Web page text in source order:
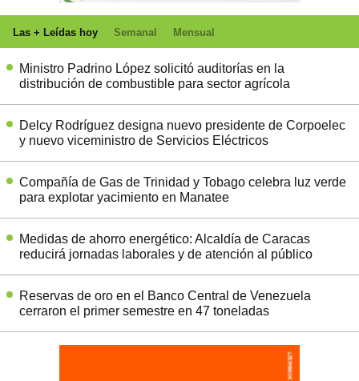
Las + Leídas hoy Semanal Mensual
Ministro Padrino López solicitó auditorías en la
distribución de combustible para sector agrícola
Delcy Rodríguez designa nuevo presidente de Corpoelec
y nuevo viceministro de Servicios Eléctricos
Compañía de Gas de Trinidad y Tobago celebra luz verde
para explotar yacimiento en Manatee
Medidas de ahorro energético: Alcaldía de Caracas
reducirá jornadas laborales y de atención al público
Reservas de oro en el Banco Central de Venezuela
cerraron el primer semestre en 47 toneladas